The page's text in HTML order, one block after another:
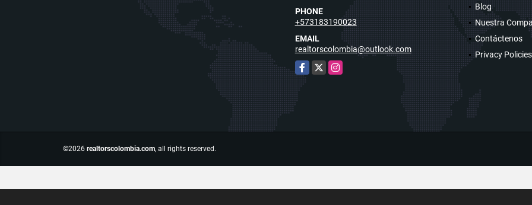
PHONE
+573183190023
EMAIL
realtorscolombia@outlook.com
Facebook
X Instagram
Blog
Nuestra
Contáctenos
Privacy Policies
©2026 realtorscolombia.com, all rights reserved.